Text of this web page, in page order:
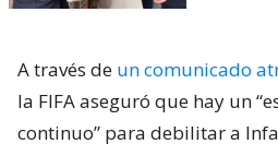
A través de un comunicado
la FIFA aseguró que hay un
continuo” para debilitar a